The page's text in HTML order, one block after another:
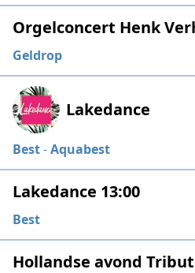
Orgelconcert Henk
Geldrop
Lakedance
Best-Aquabest
Lakedance 13:00
Best
Hollandse avond